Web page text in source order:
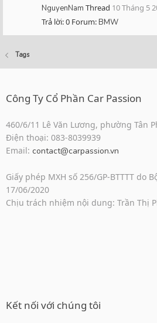
NguyenNam Thread 10 Tháng 5
Trả lời: 0 Forum:BMW
Tags
Công Ty Cổ Phần Car Passion
460/6/11 Lê Văn Lương, phường Tân
Điện thoại: 083-8039939
Email: contact@carpassion.vn
Giấy phép MXH số 256/GP-BTTTT do
17/06/2020
Chịu trách nhiệm nội dung: Trần Thị
Kết nối với chúng tôi